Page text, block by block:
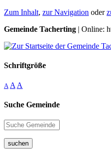
Zum Inhalt, zur Navigation oder
Gemeinde Tacherting | Online:
Schriftgröße
A A A
Suche Gemeinde
suchen